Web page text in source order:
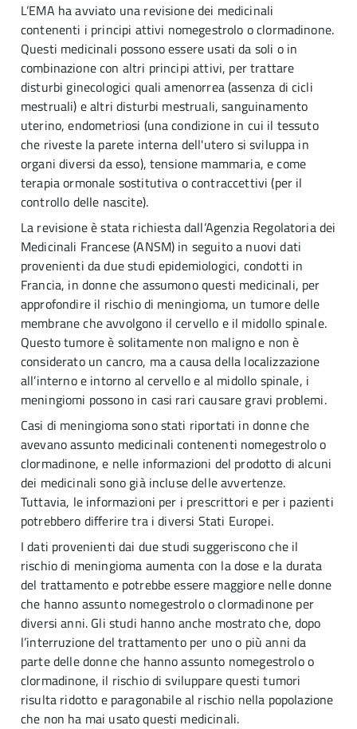
L’EMA ha avviato una revisione dei medicinali
contenenti i principi attivi nomegestrolo o clormadinone.
Questi medicinali possono essere usati da soli o in
combinazione con altri principi attivi, per trattare
disturbi ginecologici quali amenorrea (assenza di cicli
mestruali) e altri disturbi mestruali, sanguinamento
uterino, endometriosi (una condizione in cui il tessuto
che riveste la parete interna dell'utero si sviluppa in
organi diversi da esso), tensione mammaria, e come
terapia ormonale sostitutiva o contraccettivi (per il
controllo delle nascite).
La revisione è stata richiesta dall’Agenzia Regolatoria dei
Medicinali Francese (ANSM) in seguito a nuovi dati
provenienti da due studi epidemiologici, condotti in
Francia, in donne che assumono questi medicinali, per
approfondire il rischio di meningioma, un tumore delle
membrane che avvolgono il cervello e il midollo spinale.
Questo tumore è solitamente non maligno e non è
considerato un cancro, ma a causa della localizzazione
all’interno e intorno al cervello e al midollo spinale, i
meningiomi possono in casi rari causare gravi problemi.
Casi di meningioma sono stati riportati in donne che
avevano assunto medicinali contenenti nomegestrolo o
clormadinone, e nelle informazioni del prodotto di alcuni
dei medicinali sono già incluse delle avvertenze.
Tuttavia, le informazioni per i prescrittori e per i pazienti
potrebbero differire tra i diversi Stati Europei.
I dati provenienti dai due studi suggeriscono che il
rischio di meningioma aumenta con la dose e la durata
del trattamento e potrebbe essere maggiore nelle donne
che hanno assunto nomegestrolo o clormadinone per
diversi anni. Gli studi hanno anche mostrato che, dopo
l’interruzione del trattamento per uno o più anni da
parte delle donne che hanno assunto nomegestrolo o
clormadinone, il rischio di sviluppare questi tumori
risulta ridotto e paragonabile al rischio nella popolazione
che non ha mai usato questi medicinali.